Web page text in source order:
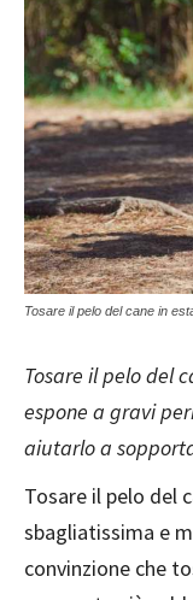
Tosare il pelo del cane in
Tosare il pelo del
espone a gravi
aiutarlo a
Tosare il pelo del
sbagliatissima e
convinzione che